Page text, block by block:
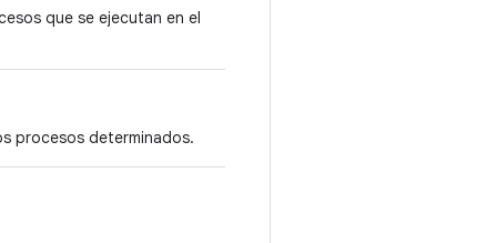
que se ejecutan en el
procesos determinados.